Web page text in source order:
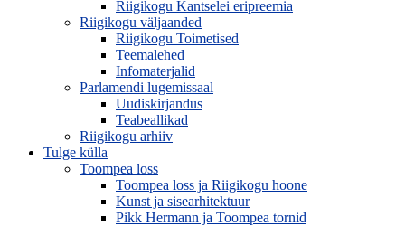
Riigikogu Kantselei eripreemia
Riigikogu väljaanded
Riigikogu Toimetised
Teemalehed
Infomaterjalid
Parlamendi lugemissaal
Uudiskirjandus
Teabeallikad
Riigikogu arhiiv
Tulge külla
Toompea loss
Toompea loss ja Riigikogu hoone
Kunst ja sisearhitektuur
Pikk Hermann ja Toompea tornid